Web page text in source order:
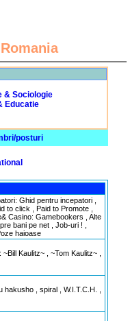
& Sociologie
Educatie
posturi
Ghid pentru incepatori ,
to click , Paid to Promote ,
Casino: Gamebookers , Alte
bani pe net , Job-uri ! ,
haioase
Kaulitz~ , ~Tom Kaulitz~ ,
, spiral , W.I.T.C.H. ,